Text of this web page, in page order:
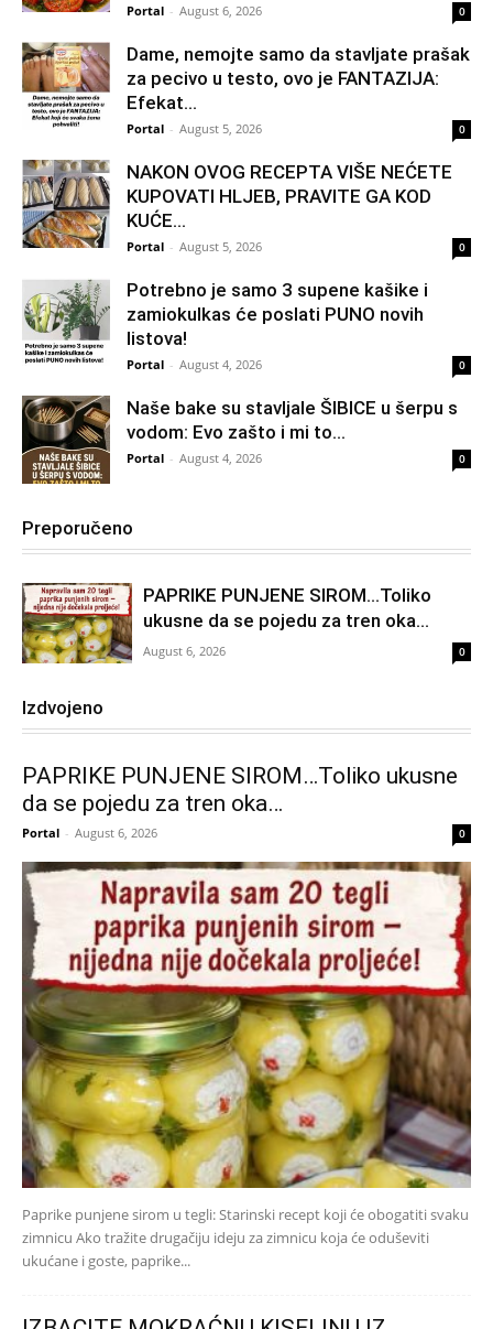
Portal - August 6, 2026 0
Dame, nemojte samo da stavljate prašak
za pecivo u testo, ovo je FANTAZIJA:
Efekat...
Portal - August 5, 2026 0
NAKON OVOG RECEPTA VIŠE NEĆETE
KUPOVATI HLJEB, PRAVITE GA KOD
KUĆE…
Portal - August 5, 2026 0
Potrebno je samo 3 supene kašike i
zamiokulkas će poslati PUNO novih
listova!
Portal - August 4, 2026 0
Naše bake su stavljale ŠIBICE u šerpu s
vodom: Evo zašto i mi to...
Portal - August 4, 2026 0
Preporučeno
PAPRIKE PUNJENE SIROM…Toliko
ukusne da se pojedu za tren oka…
August 6, 2026 0
Izdvojeno
PAPRIKE PUNJENE SIROM…Toliko ukusne
da se pojedu za tren oka…
Portal - August 6, 2026 0
Paprike punjene sirom u tegli: Starinski recept koji će obogatiti svaku
zimnicu Ako tražite drugačiju ideju za zimnicu koja će oduševiti
ukućane i goste, paprike...